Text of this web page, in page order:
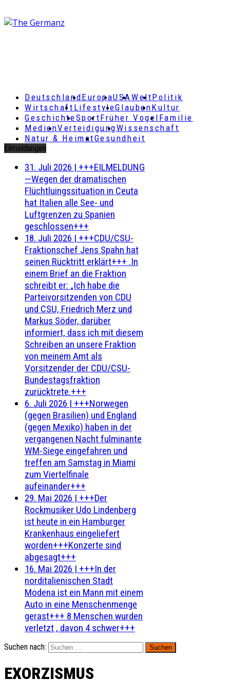
DeutschlandEuropaUSAWeltPolitik
Wirtschaft LifestyleGlaubenKultur
GeschichteSportFrüher Vogel Familie
MedienVerteidigungWissenschaft
Natur & HeimatGesundheit
Eilmeldungen
31. Juli 2026 | +++EILMELDUNG
—Wegen der dramatischen
Flüchtluingssituation in Ceuta
hat Italien alle See- und
Luftgrenzen zu Spanien
geschlossen+++
18. Juli 2026 | +++CDU/CSU-
Fraktionschef Jens Spahn hat
seinen Rücktritt erklärt+++ .In
einem Brief an die Fraktion
schreibt er: „Ich habe die
Parteivorsitzenden von CDU
und CSU, Friedrich Merz und
Markus Söder, darüber
informiert, dass ich mit diesem
Schreiben an unsere Fraktion
von meinem Amt als
Vorsitzender der CDU/CSU-
Bundestagsfraktion
zurücktrete.+++
6. Juli 2026 | +++Norwegen
(gegen Brasilien) und England
(gegen Mexiko) haben in der
vergangenen Nacht fulminante
WM-Siege eingefahren und
treffen am Samstag in Miami
zum Viertelfinale
aufeinander+++
29. Mai 2026 | +++Der
Rockmusiker Udo Lindenberg
ist heute in ein Hamburger
Krankenhaus eingeliefert
worden+++Konzerte sind
abgesagt+++
16. Mai 2026 | +++In der
norditalienischen Stadt
Modena ist ein Mann mit einem
Auto in eine Menschenmenge
gerast+++ 8 Menschen wurden
verletzt , davon 4 schwer+++
Suchen nach:
EXORZISMUS